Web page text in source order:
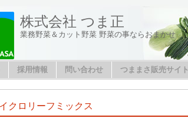
株式会社 つま正
業務野菜＆カット野菜 野菜の事ならおまかせ
採用情報 問い合わせ つままさ販売サイト
イクロリーフミックス